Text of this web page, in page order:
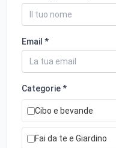
Email *
Categorie *
Cibo e bevande
Fai da te e Giardino